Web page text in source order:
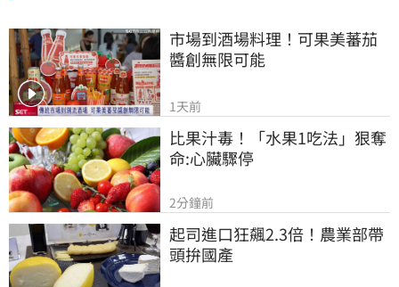
市場到酒場料理！可果美蕃茄
醬創無限可能
1天前
比果汁毒！「水果1吃法」狠奪
命:心臟驟停
2分鐘前
起司進口狂飆2.3倍！農業部帶
頭拚國產